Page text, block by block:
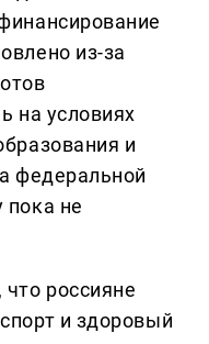
из-за
на условиях
и
федеральной
пока не
россияне
и здоровый